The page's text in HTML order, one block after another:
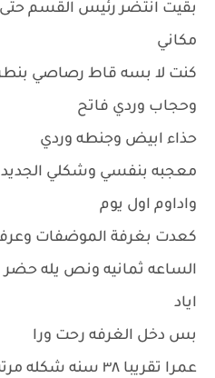
بقيت انتضر رئيس القسم
مكاني
كنت لا بسه قاط رصاصي
وحجاب وردي فاتح
حذاء ابيض وجنطه وردي
معجبه بنفسي وشكلي
واداوم اول يوم
كعدت بغرفة الموضفات
الساعه ثمانيه ونص يله
اياد
بس دخل الغرفه رحت ورا
عمرا تقريبا ٣٨ سنه شكله مرتب طوله ١٨٠